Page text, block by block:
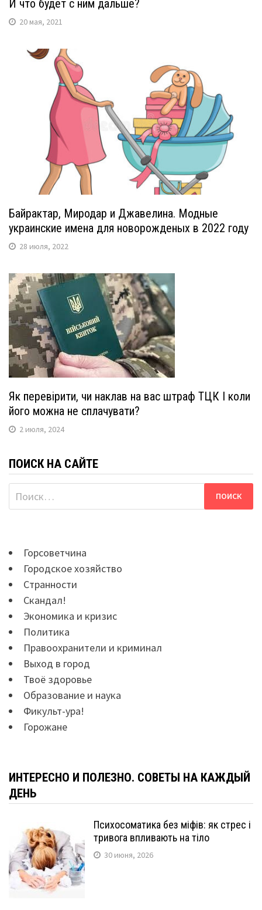
И что будет с ним дальше?
20 мая, 2021
Байрактар, Миродар и Джавелина. Модные
украинские имена для новорожденых в 2022 году
28 июля, 2022
Як перевірити, чи наклав на вас штраф ТЦК І коли
його можна не сплачувати?
2 июля, 2024
ПОИСК НА САЙТЕ
Найти:
Горсоветчина
Городское хозяйство
Странности
Скандал!
Экономика и кризис
Политика
Правоохранители и криминал
Выход в город
Твоё здоровье
Образование и наука
Фикульт-ура!
Горожане
ИНТЕРЕСНО И ПОЛЕЗНО. СОВЕТЫ НА КАЖДЫЙ
ДЕНЬ
Психосоматика без міфів: як стрес і
тривога впливають на тіло
30 июня, 2026